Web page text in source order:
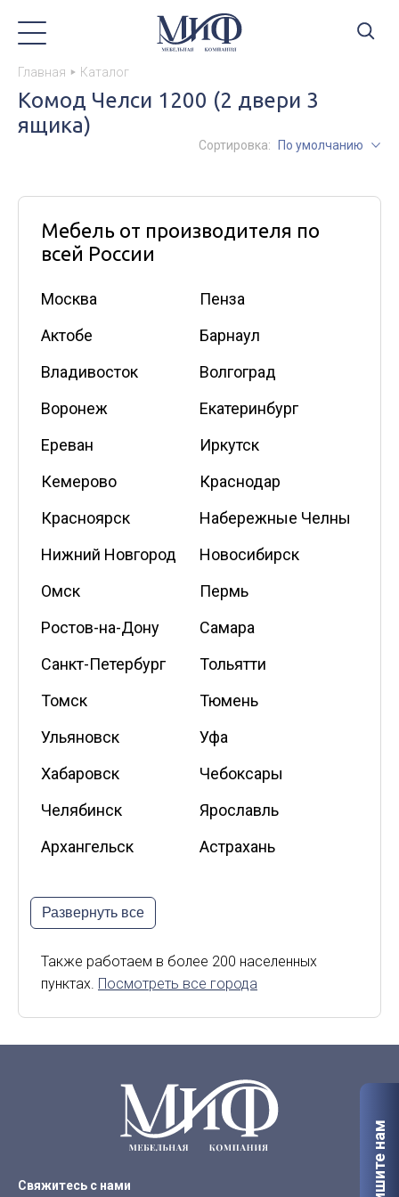
Главная Каталог
Комод Челси 1200 (2 двери 3
ящика)
Сортировка: По умолчанию
Мебель от производителя по
всей России
Москва
Пенза
Актобе
Барнаул
Владивосток
Волгоград
Воронеж
Екатеринбург
Ереван
Иркутск
Кемерово
Краснодар
Красноярск
Набережные Челны
Нижний Новгород
Новосибирск
Омск
Пермь
Ростов-на-Дону
Самара
Санкт-Петербург
Тольятти
Томск
Тюмень
Ульяновск
Уфа
Хабаровск
Чебоксары
Челябинск
Ярославль
Архангельск
Астрахань
Калининград
Киров
Курск
Липецк
Мурманск
Тверь
Развернуть все
Также работаем в более 200 населенных
пунктах. Посмотреть все города
Свяжитесь с нами Напишите нам